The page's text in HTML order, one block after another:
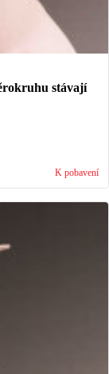
stávají
K pobavení